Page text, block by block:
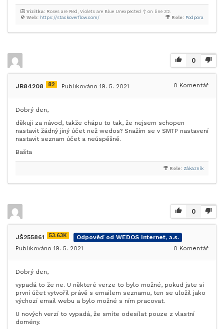
Role: Podpora
Web: https://stackoverflow.com/
Vizitka: Roses are Red, Violets are Blue Unexpected '{' on line 32.
0
JB84208 82 Publikováno 19. 5. 2021 0 Komentář
Dobrý den,
děkuji za návod, takže chápu to tak, že nejsem schopen
nastavit žádný jiný účet než wedos? Snažím se v SMTP nastavení
nastavit seznam účet a neúspěšně.
Bašta
Role: Zákazník
0
JŠ255861 53.63K
Odpověď od WEDOS Internet, a.s.
Publikováno 19. 5. 2021
0 Komentář
Dobrý den,
vypadá to že ne. U některé verze to bylo možné, pokud jste si
první účet vytvořil právě s emailem seznamu, ten se uložil jako
výchozí email webu a bylo možné s ním pracovat.
U nových verzí to vypadá, že smíte odesílat pouze z vlastní
domény.